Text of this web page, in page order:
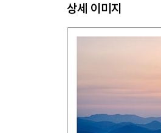
상세 이미지